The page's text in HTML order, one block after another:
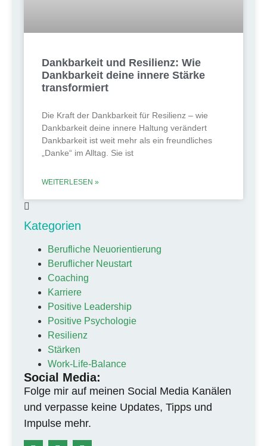
Dankbarkeit und Resilienz: Wie
Dankbarkeit deine innere Stärke
transformiert
Die Kraft der Dankbarkeit für Resilienz – wie
Dankbarkeit deine innere Haltung verändert
Dankbarkeit ist weit mehr als ein freundliches
„Danke“ im Alltag. Sie ist
WEITERLESEN »
Kategorien
Berufliche Neuorientierung
Beruflicher Neustart
Coaching
Karriere
Positive Leadership
Positive Psychologie
Resilienz
Stärken
Work-Life-Balance
Social Media:
Folge mir auf meinen Social Media Kanälen
und verpasse keine Updates, Tipps und
Impulse mehr.